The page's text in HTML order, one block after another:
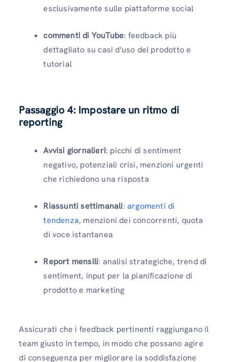
esclusivamente sulle piattaforme social
commenti di YouTube: feedback più
dettagliato su casi d'uso del prodotto e
tutorial
Passaggio 4: Impostare un ritmo di
reporting
Avvisi giornalieri: picchi di sentiment
negativo, potenziali crisi, menzioni urgenti
che richiedono una risposta
Riassunti settimanali: argomenti di
tendenza, menzioni dei concorrenti, quota
di voce istantanea
Report mensili: analisi strategiche, trend di
sentiment, input per la pianificazione di
prodotto e marketing
Assicurati che i feedback pertinenti raggiungano il
team giusto in tempo, in modo che possano agire
di conseguenza per migliorare la soddisfazione